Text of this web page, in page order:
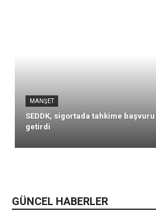
GÜNCEL HABERLER
MANŞET
SEDDK, sigortada tahkime
getirdi